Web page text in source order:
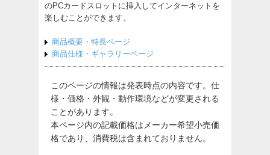
のPCカードスロットに挿入してインターネットを
楽しむことができます。
商品概要・特長ページ
商品仕様・ギャラリーページ
このページの情報は発表時点の内容です。仕
様・価格・外観・動作環境などが変更される
ことがあります。
本ページ内の記載価格はメーカー希望小売価
格であり、消費税は含まれておりません。